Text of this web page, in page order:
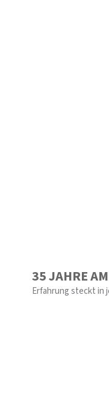
35 JAHRE
Erfahrung steckt in